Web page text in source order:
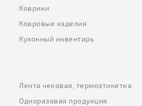
Коврики
Ковровые изделия
Кухонный инвентарь
Лента чековая, термоэтикетка
Одноразовая продукция